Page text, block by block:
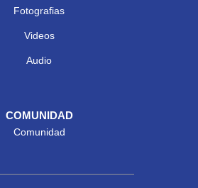
Fotografias
Videos
Audio
COMUNIDAD
Comunidad